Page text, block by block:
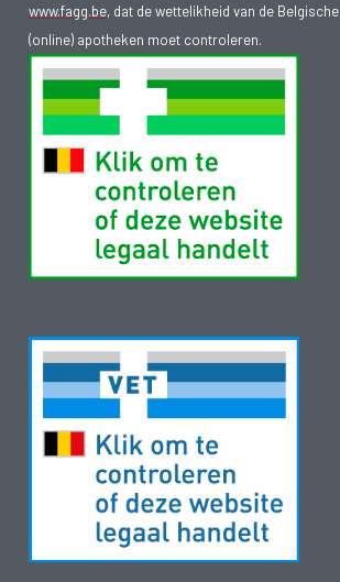
www.fagg.be, dat de wettelikheid van de Belgische
(online) apotheken moet controleren.